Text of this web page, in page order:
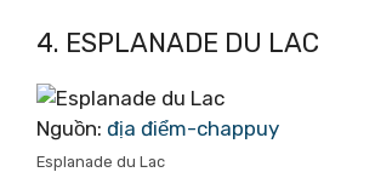
4. ESPLANADE DU LAC
Nguồn: địa điểm-chappuy
Esplanade du Lac